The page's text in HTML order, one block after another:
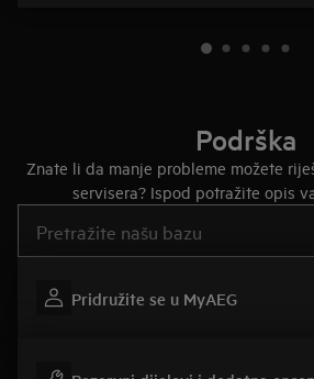
Podrška
Znate li da manje probleme možete
servisera? Ispod potražite opis
Pridružite se u MyAEG